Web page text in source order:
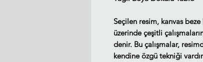
Seçilen resim, kanvas beze
üzerinde çeşitli
denir. Bu çalışmalar,
kendine özgü tekniği